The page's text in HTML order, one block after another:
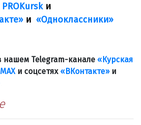
PROKurskи
и «Одноклассники»
нашем Telegram-канале «Курская
МАХи соцсетях «ВКонтакте»и